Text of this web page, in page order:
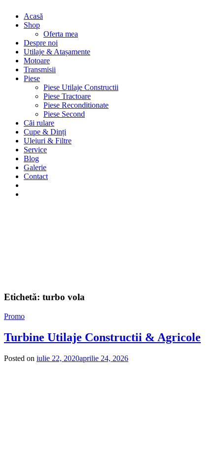
Acasă
Shop
Oferta mea
Despre noi
Utilaje & Atașamente
Motoare
Transmisii
Piese
Piese Utilaje Constructii
Piese Tractoare
Piese Reconditionate
Piese Second
Căi rulare
Cupe & Dinți
Uleiuri & Filtre
Service
Blog
Galerie
Contact
Etichetă: turbo vola
Promo
Turbine Utilaje Constructii & Agricole
Posted on iulie 22, 2020aprilie 24, 2026